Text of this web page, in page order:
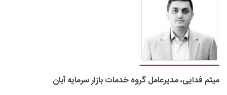
میثم فدایی، مدیرعامل گروه خدمات بازار سرمایه آبان